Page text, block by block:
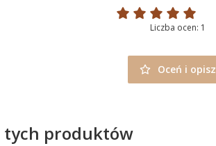
Liczba ocen: 1
Oceń i opisz
tych produktów